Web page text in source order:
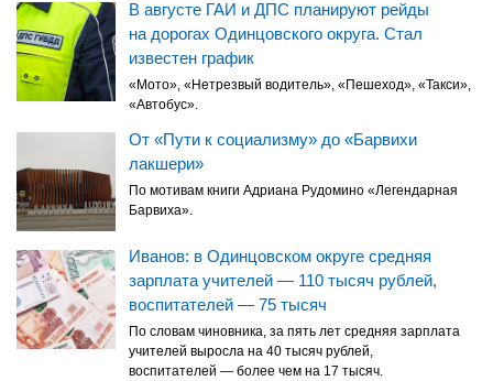
В августе ГАИ и ДПС планируют рейды
на дорогах Одинцовского округа. Стал
известен график
«Мото», «Нетрезвый водитель», «Пешеход», «Такси»,
«Автобус».
От «Пути к социализму» до «Барвихи
лакшери»
По мотивам книги Адриана Рудомино «Легендарная
Барвиха».
Иванов: в Одинцовском округе средняя
зарплата учителей — 110 тысяч рублей,
воспитателей — 75 тысяч
По словам чиновника, за пять лет средняя зарплата
учителей выросла на 40 тысяч рублей,
воспитателей — более чем на 17 тысяч.